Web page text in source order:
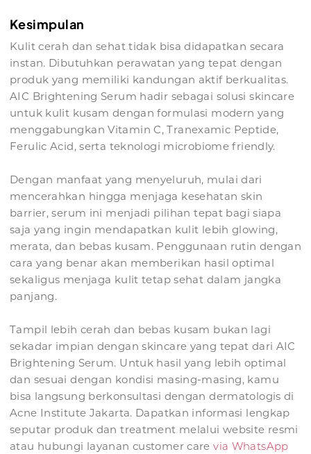
Kesimpulan
Kulit cerah dan sehat tidak bisa didapatkan secara
instan. Dibutuhkan perawatan yang tepat dengan
produk yang memiliki kandungan aktif berkualitas.
AIC Brightening Serum hadir sebagai solusi skincare
untuk kulit kusam dengan formulasi modern yang
menggabungkan Vitamin C, Tranexamic Peptide,
Ferulic Acid, serta teknologi microbiome friendly.
Dengan manfaat yang menyeluruh, mulai dari
mencerahkan hingga menjaga kesehatan skin
barrier, serum ini menjadi pilihan tepat bagi siapa
saja yang ingin mendapatkan kulit lebih glowing,
merata, dan bebas kusam. Penggunaan rutin dengan
cara yang benar akan memberikan hasil optimal
sekaligus menjaga kulit tetap sehat dalam jangka
panjang.
Tampil lebih cerah dan bebas kusam bukan lagi
sekadar impian dengan skincare yang tepat dari AIC
Brightening Serum. Untuk hasil yang lebih optimal
dan sesuai dengan kondisi masing-masing, kamu
bisa langsung berkonsultasi dengan dermatologis di
Acne Institute Jakarta. Dapatkan informasi lengkap
seputar produk dan treatment melalui website resmi
atau hubungi layanan customer carevia WhatsApp